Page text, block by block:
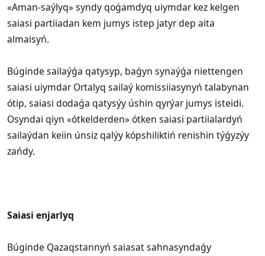
«Aman-saýlyq» syndy qoǵamdyq uiymdar kez kelgen
saiasi partiiadan kem jumys istep jatyr dep aita
almaisyń.
Búginde sailaýǵa qatysyp, baǵyn synaýǵa niettengen
saiasi uiymdar Ortalyq sailaý komissiiasynyń talabynan
ótip, saiasi dodaǵa qatysýy úshin qyrýar jumys isteidi.
Osyndai qiyn «ótkelderden» ótken saiasi partiialardyń
sailaýdan keiin únsiz qalýy kópshiliktiń renishin týǵyzýy
zańdy.
Saiasi enjarlyq
Búginde Qazaqstannyń saiasat sahnasyndaǵy